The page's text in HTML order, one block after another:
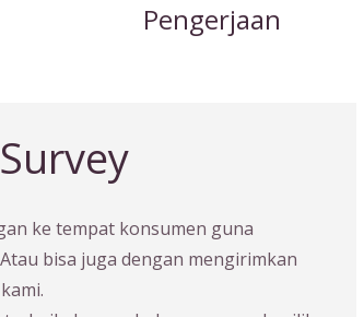
Pengerjaan
ke tempat konsumen guna
bisa juga dengan mengirimkan